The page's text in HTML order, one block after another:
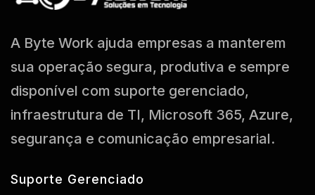
A Byte Work ajuda empresas a manterem
sua operação segura, produtiva e sempre
disponível com suporte gerenciado,
infraestrutura de TI, Microsoft 365, Azure,
segurança e comunicação empresarial.
Suporte Gerenciado